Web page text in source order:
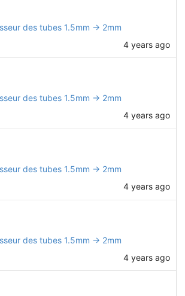
des tubes 1.5mm -> 2mm
4 years ago
des tubes 1.5mm -> 2mm
4 years ago
des tubes 1.5mm -> 2mm
4 years ago
des tubes 1.5mm -> 2mm
4 years ago